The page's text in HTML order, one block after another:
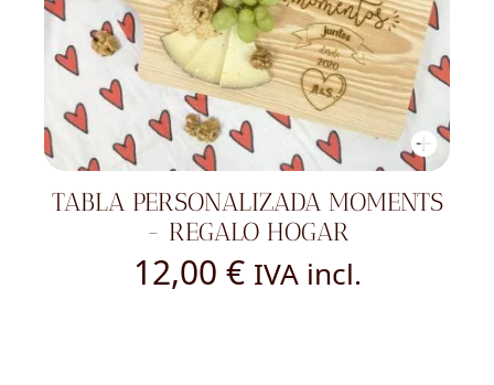
TABLA PERSONALIZADA MOMENTS
- REGALO HOGAR
12,00 € IVA incl.